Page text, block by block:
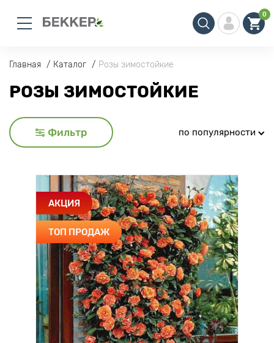
0
Главная Каталог Розы зимостойкие
РОЗЫ ЗИМОСТОЙКИЕ
Фильтр по популярности
АКЦИЯ
ТОП ПРОДАЖ